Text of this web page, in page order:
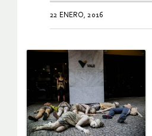
22 ENERO, 2016